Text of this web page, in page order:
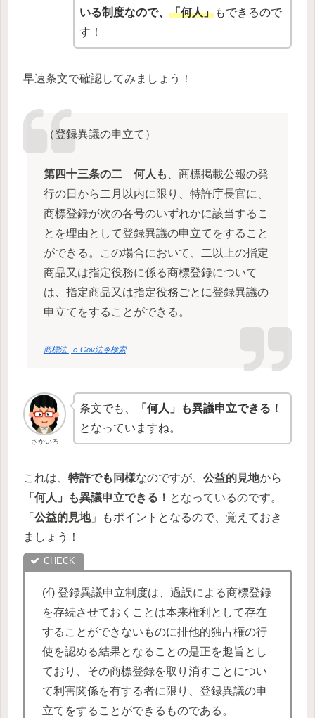
いる制度なので、「何人」もできるので
す！
早速条文で確認してみましょう！
（登録異議の申立て）
第四十三条の二 何人も
、商標掲載公報の発
行の日から二月以内に限り、特許庁長官に、
商標登録が次の各号のいずれかに該当するこ
とを理由として登録異議の申立てをすること
ができる。この場合において、二以上の指定
商品又は指定役務に係る商標登録について
は、指定商品又は指定役務ごとに登録異議の
申立てをすることができる。
商標法 | e-Gov法令検索
さかいろ
条文でも、
「何人」も異議申立できる！
となっていますね。
これは、 特許でも同様なのですが、 公益的見地から
「何人」も異議申立できる！ となっているのです。
「 公益的見地」もポイントとなるので、覚えておき
ましょう！
(ｲ) 登録異議申立制度は、過誤による商標登録
を存続させておくことは本来権利として存在
することができないものに排他的独占権の行
使を認める結果となることの是正を趣旨とし
ており、その商標登録を取り消すことについ
て利害関係を有する者に限り、登録異議の申
立てをすることができるものである。